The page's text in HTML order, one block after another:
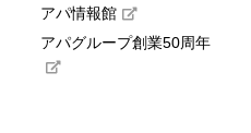
アパ情報館
アパグループ創業50周年